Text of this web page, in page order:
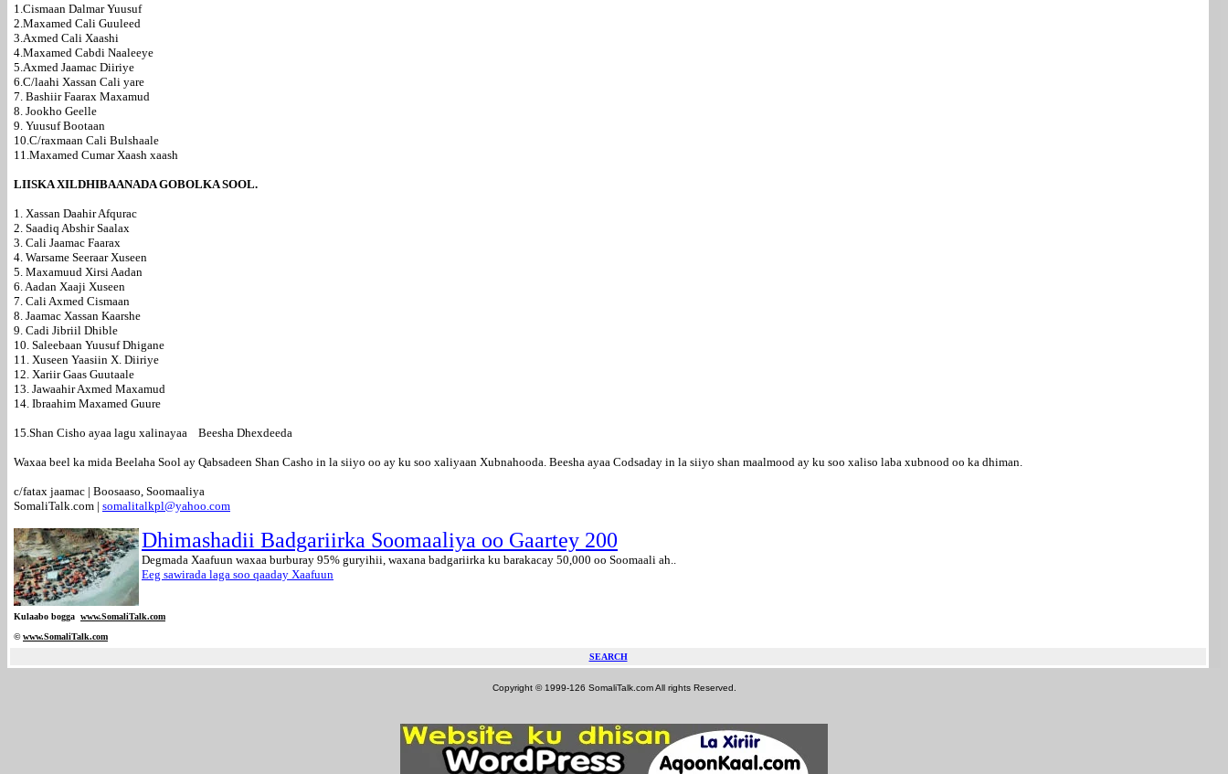
1.Cismaan Dalmar Yuusuf
2.Maxamed Cali Guuleed
3.Axmed Cali Xaashi
4.Maxamed Cabdi Naaleeye
5.Axmed Jaamac Diiriye
6.C/laahi Xassan Cali yare
7. Bashiir Faarax Maxamud
8. Jookho Geelle
9. Yuusuf Bootaan
10.C/raxmaan Cali Bulshaale
11.Maxamed Cumar Xaash xaash
LIISKA XILDHIBAANADA GOBOLKA SOOL.
1. Xassan Daahir Afqurac
2. Saadiq Abshir Saalax
3. Cali Jaamac Faarax
4. Warsame Seeraar Xuseen
5. Maxamuud Xirsi Aadan
6. Aadan Xaaji Xuseen
7. Cali Axmed Cismaan
8. Jaamac Xassan Kaarshe
9. Cadi Jibriil Dhible
10. Saleebaan Yuusuf Dhigane
11. Xuseen Yaasiin X. Diiriye
12. Xariir Gaas Guutaale
13. Jawaahir Axmed Maxamud
14. Ibraahim Maxamed Guure
15.Shan Cisho ayaa lagu xalinayaa Beesha Dhexdeeda
Waxaa beel ka mida Beelaha Sool ay Qabsadeen Shan Casho in la siiyo oo ay ku soo xaliyaan Xubnahooda. Beesha ayaa Codsaday in la siiyo shan maalmood ay ku soo xaliso laba xubnood oo ka dhiman.
c/fatax jaamac | Boosaaso, Soomaaliya
SomaliTalk.com | somalitalkpl@yahoo.com
Dhimashadii Badgariirka Soomaaliya oo Gaartey 200
Degmada Xaafuun waxaa burburay 95% guryihii, waxana badgariirka ku barakacay 50,000 oo Soomaali ah..
Eeg sawirada laga soo qaaday Xaafuun
Kulaabo bogga www.SomaliTalk.com
©www.SomaliTalk.com
SEARCH
Copyright © 1999-126 SomaliTalk.com All rights Reserved.